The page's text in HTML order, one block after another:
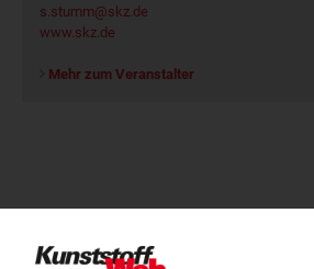
s.stumm@skz.de
www.skz.de
Mehr zum Veranstalter